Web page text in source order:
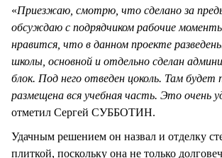
«Приезжаю, смотрю, что сделано за
обсуждаю с подрядчиком рабочие
нравится, что в данном проекте
школы, основной и отдельно сделан
блок. Под него отведен цоколь. Там будет
размещена вся учебная часть. Это очень
отметил Сергей СУББОТИН.
Удачным решением он назвал и отделку
плиткой, поскольку она не только